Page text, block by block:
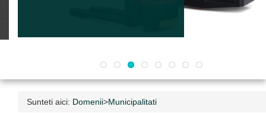
Sunteti aici: Domenii>Municipalitati